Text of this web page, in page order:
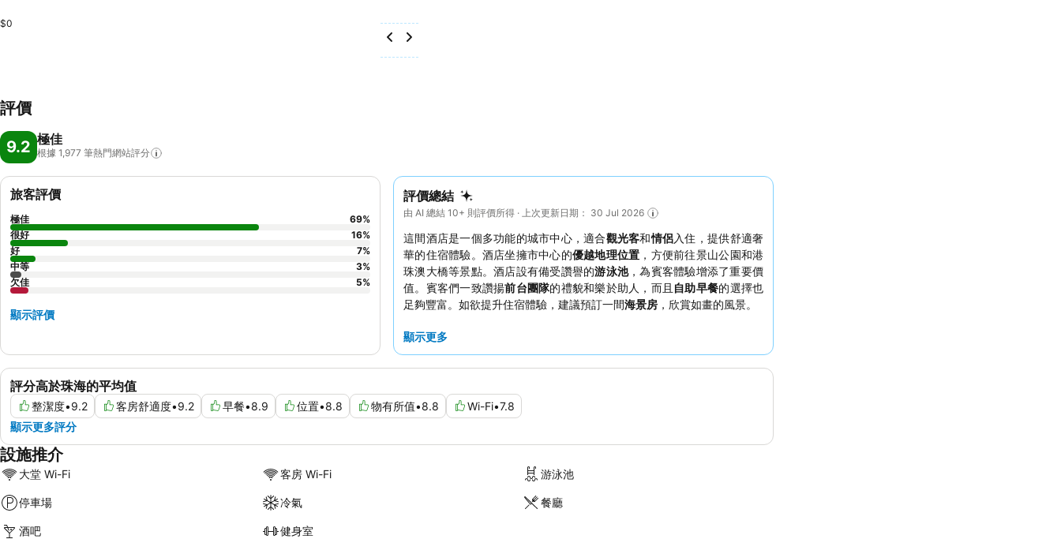
$0
評價
9.2 極佳
根據 1,977 筆熱門網站評分
評價總結
由 AI 總結 10+ 則評價所得 · 上次更新日期： 30 Jul 2026
這間酒店是一個多功能的城市中心，適合觀光客和情侶入住，提供舒適奢
華的住宿體驗。酒店坐擁市中心的優越地理位置 ，方便前往景山公園和港
珠澳大橋等景點。酒店設有備受讚譽的游泳池，為賓客體驗增添了重要價
值。賓客們一致讚揚前台團隊的禮貌和樂於助人，而且 自助早餐的選擇也
足夠豐富。如欲提升住宿體驗，建議預訂一間海景房 ，欣賞如畫的風景。
顯示更多
評分高於珠海的平均值
整潔度•9.2 客房舒適度•9.2 早餐•8.9 位置•8.8 物有所值•8.8 Wi-Fi•7.8
顯示更多評分
旅客評價
極佳 69%
很好
16%
好
7%
中等
3%
欠佳
5%
顯示評價
設施推介
大堂 Wi-Fi 客房 Wi-Fi 游泳池
停車場 冷氣 餐廳
酒吧
健身室